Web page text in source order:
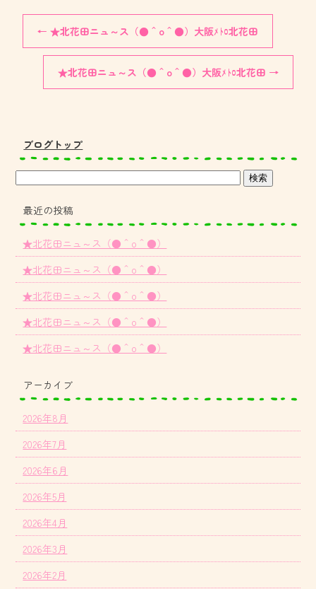
← ★北花田ニュ～ス（●＾o＾●）大阪ﾒﾄﾛ北花田
★北花田ニュ～ス（●＾o＾●）大阪ﾒﾄﾛ北花田 →
ブログトップ
最近の投稿
★北花田ニュ～ス（●＾o＾●）
★北花田ニュ～ス（●＾o＾●）
★北花田ニュ～ス（●＾o＾●）
★北花田ニュ～ス（●＾o＾●）
★北花田ニュ～ス（●＾o＾●）
アーカイブ
2026年8月
2026年7月
2026年6月
2026年5月
2026年4月
2026年3月
2026年2月